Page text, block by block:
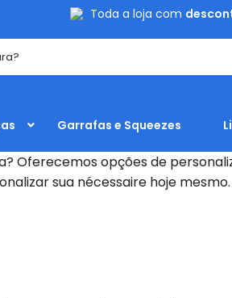
Toda a loja com
Garrafas e Squeezes
Oferecemos opções de
sua nécessaire hoje mesmo.